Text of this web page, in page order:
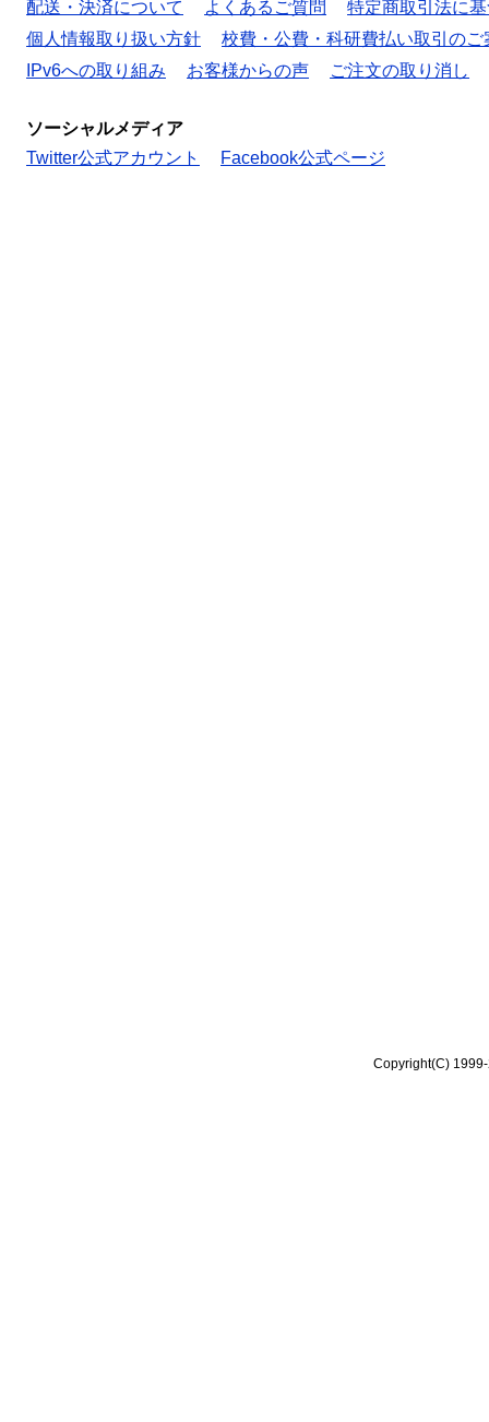
配送・決済について よくあるご質問
特定商取引法に
個人情報取り扱い方針
校費・公費・科研費払い取引のご
IPv6への取り組み
お客様からの声 ご注文の取り消し
ソーシャルメディア
Twitter公式アカウント
Facebook公式ページ
Copyright(C)